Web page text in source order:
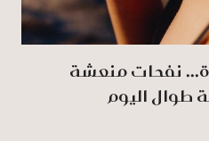
نفحات منعشة
طوال اليوم